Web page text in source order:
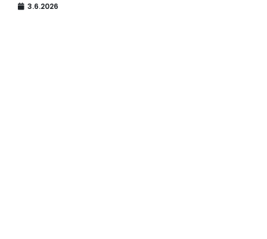
3.6.2026